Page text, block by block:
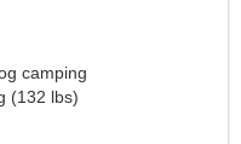
camping
(132 lbs)